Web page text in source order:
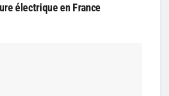
électrique en France